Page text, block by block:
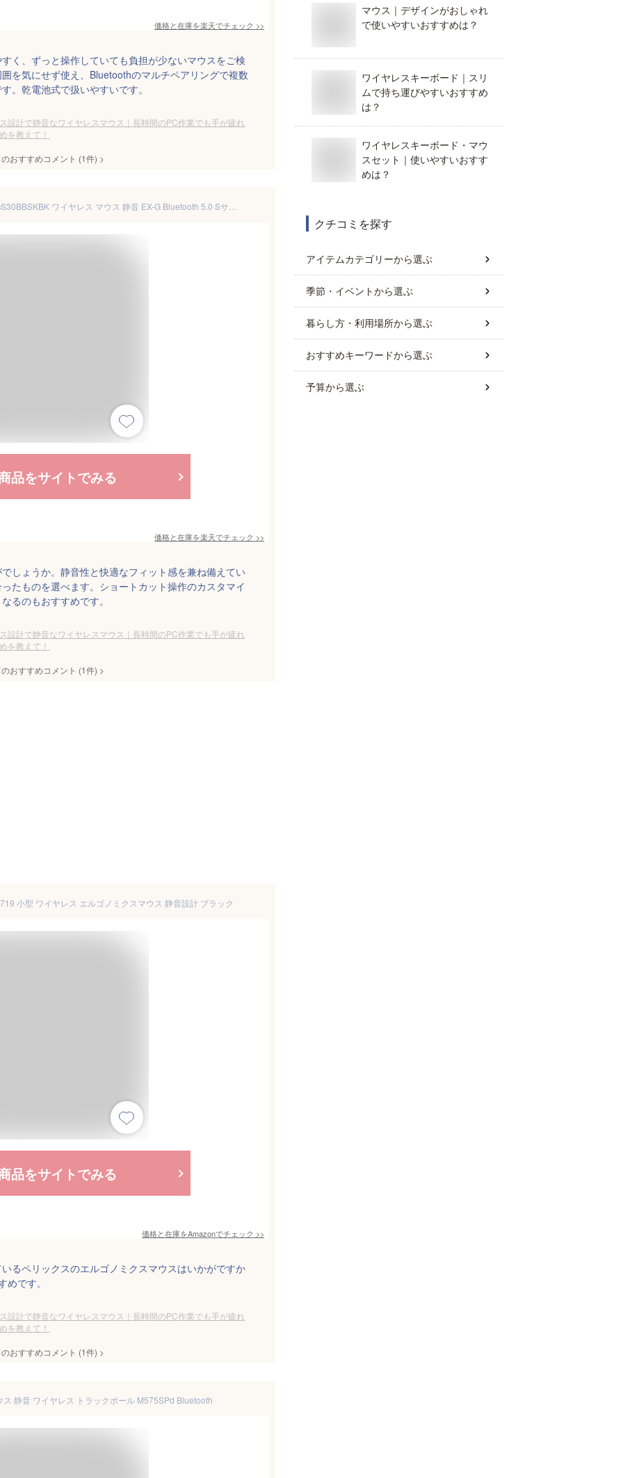
価格と在庫を楽天でチェック >>
く、ずっと操作していても負担が少ないマウスをご検
を気にせず使え、Bluetoothのマルチペアリングで複数
。乾電池式で扱いやすいです。
設計で静音なワイヤレスマウス｜長時間のPC作業でも手が疲れ
を教えて！
おすすめコメント (1件) >
品をサイトでみる
価格と在庫を楽天でチェック >>
しょうか。静音性と快適なフィット感を兼ね備えてい
たものを選べます。ショートカット操作のカスタマイ
るのもおすすめです。
設計で静音なワイヤレスマウス｜長時間のPC作業でも手が疲れ
を教えて！
おすすめコメント (1件) >
小型 ワイヤレス エルゴノミクスマウス 静音設計 ブラック
品をサイトでみる
価格と在庫をAmazonでチェック >>
るペリックスのエルゴノミクスマウスはいかがですか
です。
設計で静音なワイヤレスマウス｜長時間のPC作業でも手が疲れ
を教えて！
おすすめコメント (1件) >
静音 ワイヤレス トラックボール M575SPd Bluetooth
マウス｜デザインがおしゃれ
で使いやすいおすすめは？
ワイヤレスキーボード｜スリ
ムで持ち運びやすいおすすめ
は？
ワイヤレスキーボード・マウ
スセット｜使いやすいおすす
めは？
クチコミを探す
アイテムカテゴリーから選ぶ
季節・イベントから選ぶ
暮らし方・利用場所から選ぶ
おすすめキーワードから選ぶ
予算から選ぶ